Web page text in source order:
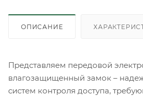
ОПИСАНИЕ
Представляем передовой
влагозащищенный замок –
систем контроля доступа,